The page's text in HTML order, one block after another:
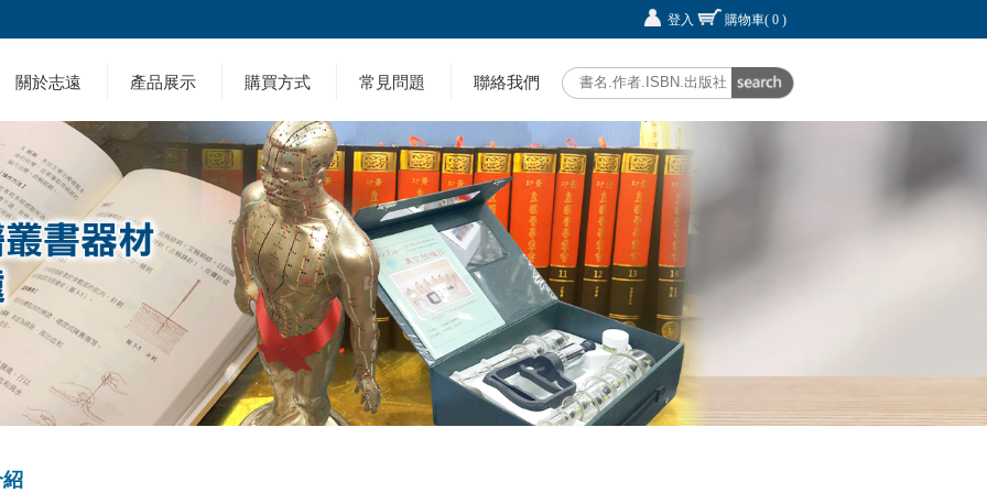
登入 購物車( 0 )
關於志遠 產品展示 購買方式 常見問題 聯絡我們